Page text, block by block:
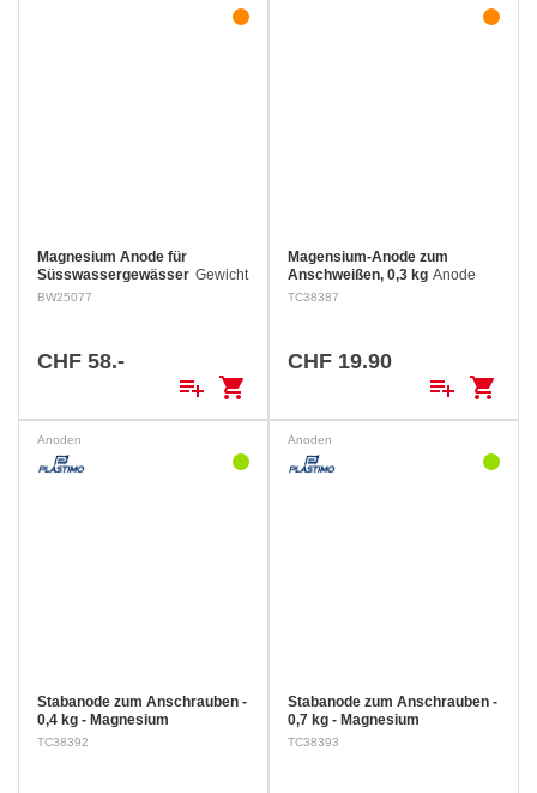
Magnesium Anode für
Süsswassergewässer Gewicht
(kg): 0,7 kg Gesamtlänge: 229
Millimeter Bolzengröße:…
BW25077
CHF 58.-
playlist_add shopping_cart
Magensium-Anode zum
Anschweißen, 0,3 kg Anode
zum Anschweißen, verzinktes
TC38387
CHF 19.90
playlist_add shopping_cart
Anoden
Stabanode zum Anschrauben -
0,4 kg - Magnesium
TC38392
Anoden
Stabanode zum Anschrauben -
0,7 kg - Magnesium
TC38393